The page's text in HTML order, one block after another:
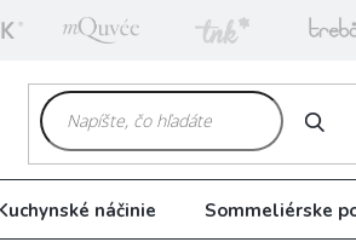
náčinie Sommeliérske